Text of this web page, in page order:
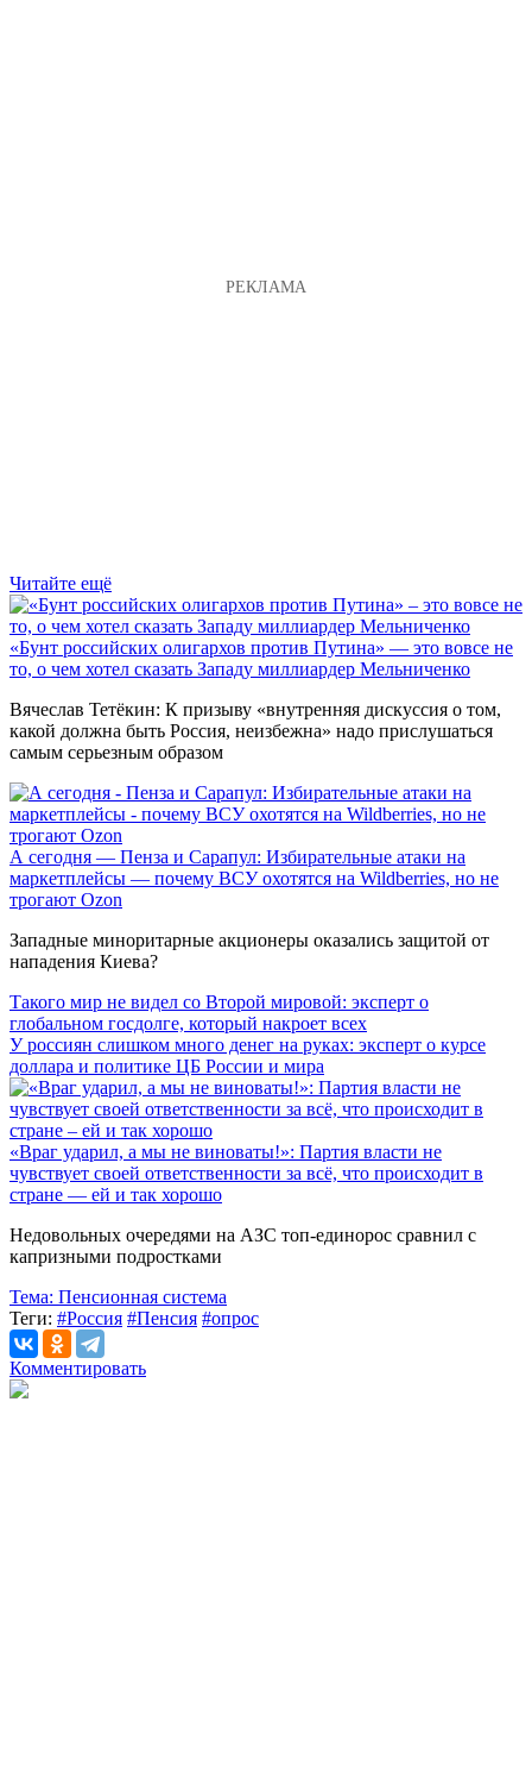
Читайте ещё
«Бунт российских олигархов против Путина» — это вовсе не
то, о чем хотел сказать Западу миллиардер Мельниченко
Вячеслав Тетёкин: К призыву «внутренняя дискуссия о том,
какой должна быть Россия, неизбежна» надо прислушаться
самым серьезным образом
А сегодня — Пенза и Сарапул: Избирательные атаки на
маркетплейсы — почему ВСУ охотятся на Wildberries, но не
трогают Оzon
Западные миноритарные акционеры оказались защитой от
нападения Киева?
Такого мир не видел со Второй мировой: эксперт о
глобальном госдолге, который накроет всех
У россиян слишком много денег на руках: эксперт о курсе
доллара и политике ЦБ России и мира
«Враг ударил, а мы не виноваты!»: Партия власти не
чувствует своей ответственности за всё, что происходит в
стране — ей и так хорошо
Недовольных очередями на АЗС топ-единорос сравнил с
капризными подростками
Тема: Пенсионная система
Теги: #Россия #Пенсия #опрос
Комментировать